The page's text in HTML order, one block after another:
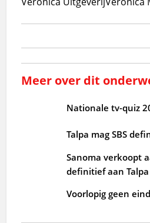
Meer over dit
Nationale tv-quiz
Talpa mag SBS
Sanoma verkoopt
definitief aan Talpa
Voorlopig geen